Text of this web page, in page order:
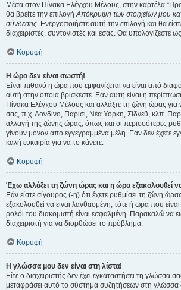
Μέσα στον Πίνακα Ελέγχου Μέλους, στην καρτέλα
θα βρείτε την επιλογήΑπόκρυψη των στοιχείων μου
σύνδεσης. Ενεργοποιήστε αυτή την επιλογή και θα
διαχειριστές, συντονιστές και εσάς. Θα
Κορυφή
Η ώρα δεν είναι σωστή!
Είναι πιθανό η ώρα που εμφανίζεται να είναι από
αυτή στην οποία βρίσκεστε. Εάν αυτή είναι η
Πίνακα Ελέγχου Μέλους και αλλάξτε τη ζώνη ώρας για
σας, π.χ. Λονδίνο, Παρίσι, Νέα Υόρκη, Σίδνεϋ, κλπ.
αλλαγή της ζώνης ώρας, όπως και οι περισσότερες
γίνουν μόνον από εγγεγραμμένα μέλη. Εάν δεν έχετε
καλή ευκαιρία για να το κάνετε.
Κορυφή
Έχω αλλάξει τη ζώνη ώρας και η ώρα εξακολουθεί
Εάν είστε σίγουρος (-η) ότι έχετε ρυθμίσει τη ζώνη
εξακολουθεί να είναι λανθασμένη, τότε ή ώρα που
ρολόι του διακομιστή είναι εσφαλμένη. Παρακαλώ να
διαχειριστή για να διορθώσει το πρόβλημα.
Κορυφή
Η γλώσσα μου δεν είναι στη λίστα!
Είτε ο διαχειριστής δεν έχει εγκαταστήσει τη γλώσσα
μεταφράσει αυτό το σύστημα συζητήσεων στη